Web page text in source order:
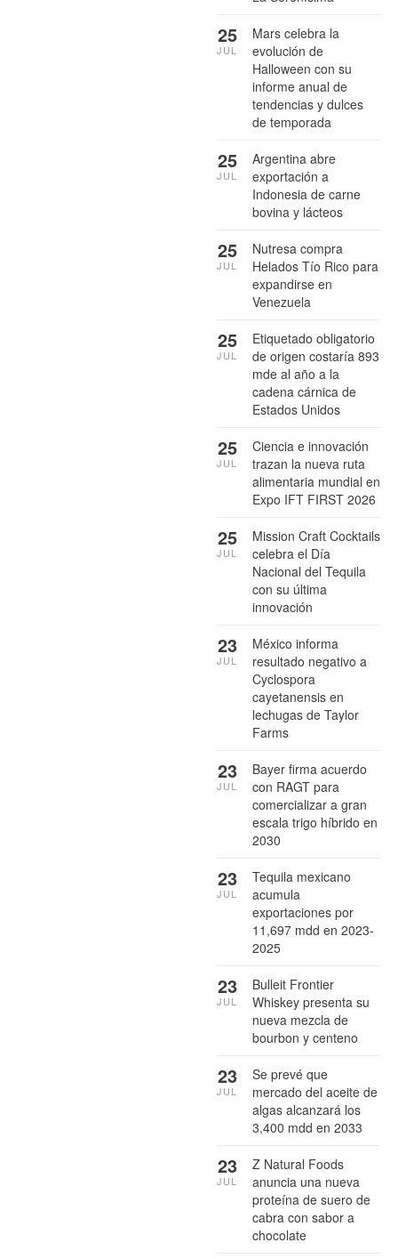
Mars celebra la
evolución de
Halloween con su
informe anual de
tendencias y dulces
de temporada
25
JUL
Argentina abre
exportación a
Indonesia de carne
bovina y lácteos
25
JUL
Nutresa compra
Helados Tío Rico para
expandirse en
Venezuela
25
JUL
Etiquetado obligatorio
de origen costaría 893
mde al año a la
cadena cárnica de
Estados Unidos
25
JUL
Ciencia e innovación
trazan la nueva ruta
alimentaria mundial en
Expo IFT FIRST 2026
25
JUL
Mission Craft Cocktails
celebra el Día
Nacional del Tequila
con su última
innovación
25
JUL
México informa
resultado negativo a
Cyclospora
cayetanensis en
lechugas de Taylor
Farms
23
JUL
Bayer firma acuerdo
con RAGT para
comercializar a gran
escala trigo híbrido en
2030
23
JUL
Tequila mexicano
acumula
exportaciones por
11,697 mdd en 2023-
2025
23
JUL
Bulleit Frontier
Whiskey presenta su
nueva mezcla de
bourbon y centeno
23
JUL
Se prevé que
mercado del aceite de
algas alcanzará los
3,400 mdd en 2033
23
JUL
Z Natural Foods
anuncia una nueva
proteína de suero de
cabra con sabor a
chocolate
23
JUL